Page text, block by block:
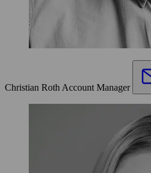
Christian Roth Account Manager